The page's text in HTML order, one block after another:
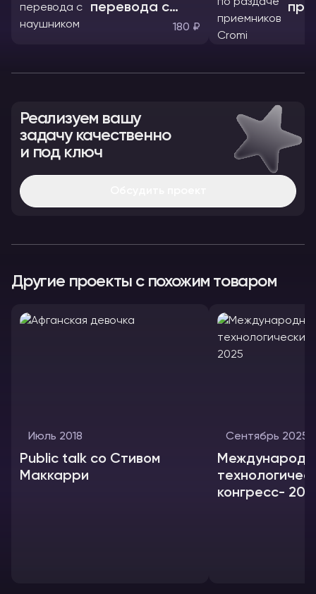
перевода с
180 ₽
Реализуем вашу
задачу качественно
и под ключ
Другие проекты с похожим товаром
Июль 2018
Public talk со Стивом
Маккарри
Сентябрь 2025
конгресс-